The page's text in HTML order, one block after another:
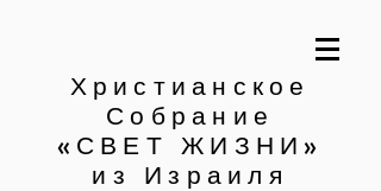
Христианское
Собрание
«СВЕТ ЖИЗНИ»
из Израиля